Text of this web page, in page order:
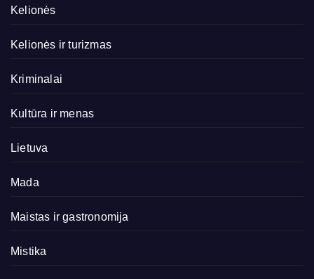
Kelionės
Kelionės ir turizmas
Kriminalai
Kultūra ir menas
Lietuva
Mada
Maistas ir gastronomija
Mistika